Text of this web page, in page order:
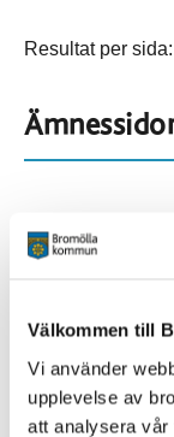
Välkommen till
Vi använder
upplevelse av
att analysera
Resultat per sida:
Alla platser